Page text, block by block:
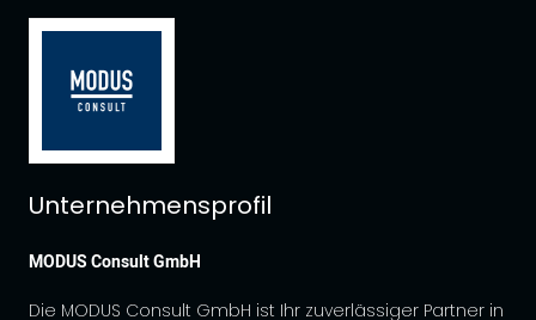
Unternehmensprofil
MODUS Consult GmbH
Die MODUS Consult GmbH ist Ihr zuverlässiger Partner in